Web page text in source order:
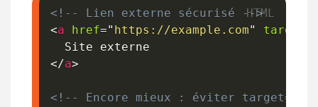
<!-- Lien externe sécurisé -->
<a href=" https://example.com" target
</a>
<!-- Encore mieux : éviter